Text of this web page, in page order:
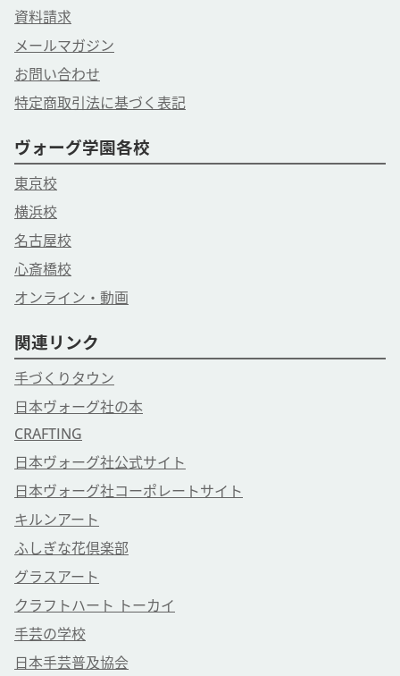
資料請求
メールマガジン
お問い合わせ
特定商取引法に基づく表記
ヴォーグ学園各校
東京校
横浜校
名古屋校
心斎橋校
オンライン・動画
関連リンク
手づくりタウン
日本ヴォーグ社の本
CRAFTING
日本ヴォーグ社公式サイト
日本ヴォーグ社コーポレートサイト
キルンアート
ふしぎな花倶楽部
グラスアート
クラフトハート トーカイ
手芸の学校
日本手芸普及協会